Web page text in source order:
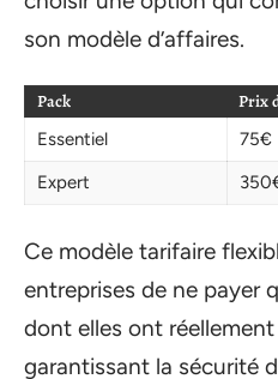
son modèle d’affaires.
Pack Prix
Essentiel
75€
Expert
Ce modèle tarifaire
entreprises de ne payer
dont elles ont
garantissant la sécurité